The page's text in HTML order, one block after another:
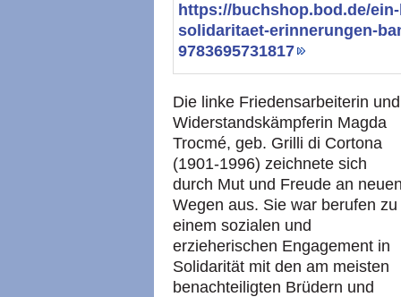
https://buchshop.bod.de/
solidaritaet-erinnerungen-
9783695731817
Die linke Friedensarbeiterin und
Widerstandskämpferin Magda
Trocmé, geb. Grilli di Cortona
(1901-1996) zeichnete sich
durch Mut und Freude an
Wegen aus. Sie war berufen zu
einem sozialen und
erzieherischen Engagement in
Solidarität mit den am meisten
benachteiligten Brüdern und